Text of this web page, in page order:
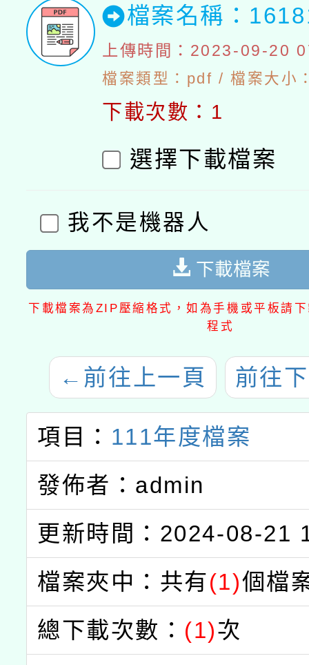
檔案名稱：
上傳時間：2023-09-20
檔案類型：pdf / 檔案大小
下載次數：1
選擇下載檔案
我不是機器人
下載檔案
下載檔案為ZIP壓縮格式，如為手機或平板請
程式
← 前往上一頁 前往
項目： 111年度檔案
發佈者：admin
更新時間：2024-08-21
檔案夾中：共有(1)個檔
總下載次數： (1)次